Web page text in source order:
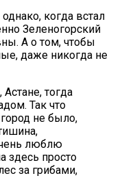
когда встал
Зеленогорский
А о том, чтобы
даже никогда не
тогда
Так что
не было,
люблю
здесь просто
за грибами,